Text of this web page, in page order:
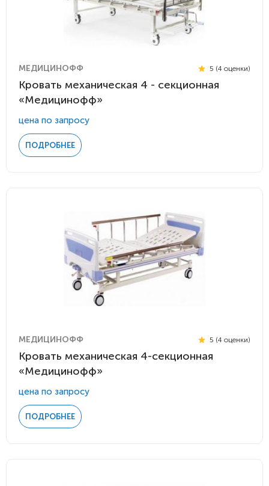
МЕДИЦИНОФФ 5 (4 оценки)
Кровать механическая 4 - секционная
«Медицинофф»
цена по запросу
ПОДРОБНЕЕ
МЕДИЦИНОФФ 5 (4 оценки)
Кровать механическая 4-секционная
«Медицинофф»
цена по запросу
ПОДРОБНЕЕ